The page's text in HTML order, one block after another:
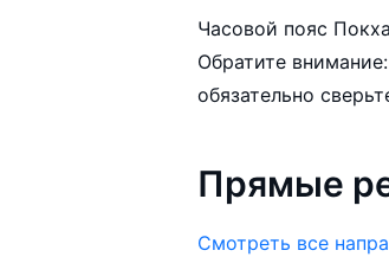
В зависимости от
самолёт из в
выбирать условия
возможности.
Часовой пояс
Обратите
обязательно
Прямые
Смотреть все